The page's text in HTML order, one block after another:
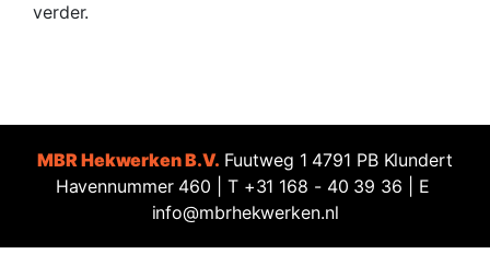
verder.
MBR Hekwerken B.V. Fuutweg 1 4791 PB Klundert
Havennummer 460 | T +31 168 - 40 39 36 | E
info@mbrhekwerken.nl